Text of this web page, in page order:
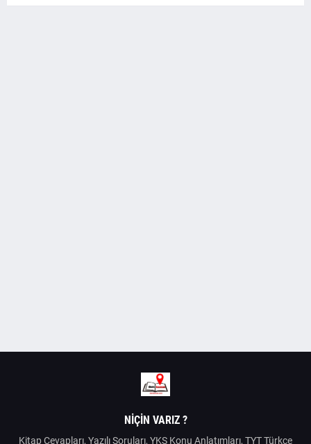
NIÇIN VARIZ ?
Kitap Cevapları, Yazılı Soruları, YKS Konu Anlatımları, TYT Türkçe